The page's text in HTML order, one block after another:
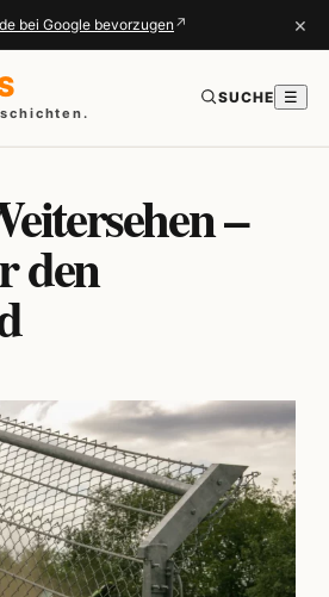
bei Google bevorzugen ↗ ×
SUCHE ☰
–
den